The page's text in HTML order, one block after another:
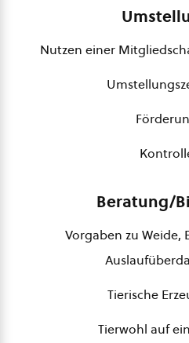
Nutzen einer
Beratung/
Vorgaben zu Weide,
Tierische
Tierwohl auf